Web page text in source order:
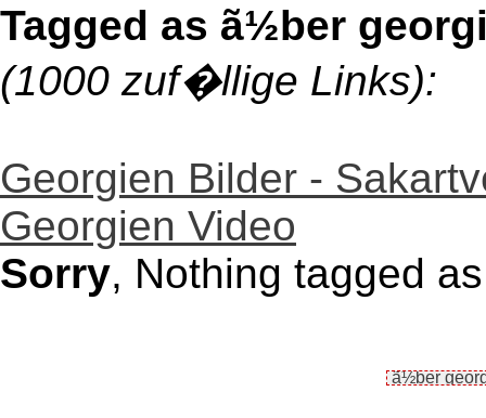
Tagged as ã½ber
(1000 zuf�llige Links):
Georgien Bilder -
Georgien Video
Sorry, Nothing tagged